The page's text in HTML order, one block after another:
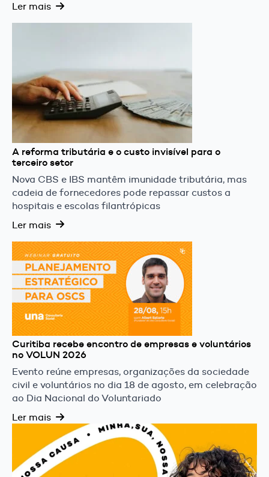
Ler mais
A reforma tributária e o custo invisível para o
terceiro setor
Nova CBS e IBS mantêm imunidade tributária, mas
cadeia de fornecedores pode repassar custos a
hospitais e escolas filantrópicas
Ler mais
Curitiba recebe encontro de empresas e voluntários
no VOLUN 2026
Evento reúne empresas, organizações da sociedade
civil e voluntários no dia 18 de agosto, em celebração
ao Dia Nacional do Voluntariado
Ler mais